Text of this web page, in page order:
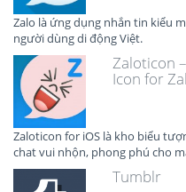
Zalo là ứng dụng nhắn tin kiểu
người dùng di động Việt.
Zaloticon
Icon for
Zaloticon for iOS là kho biểu
chat vui nhộn, phong phú cho
Tumblr